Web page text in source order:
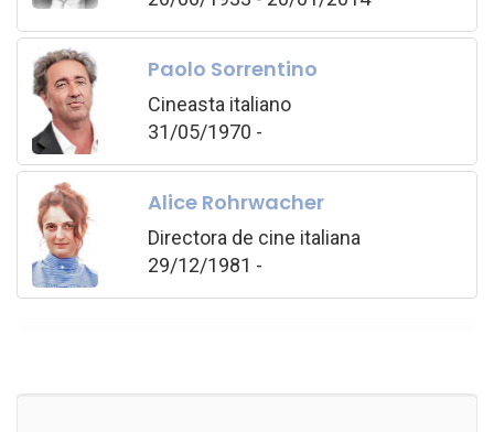
Paolo Sorrentino
Cineasta italiano
31/05/1970 -
Alice Rohrwacher
Directora de cine italiana
29/12/1981 -